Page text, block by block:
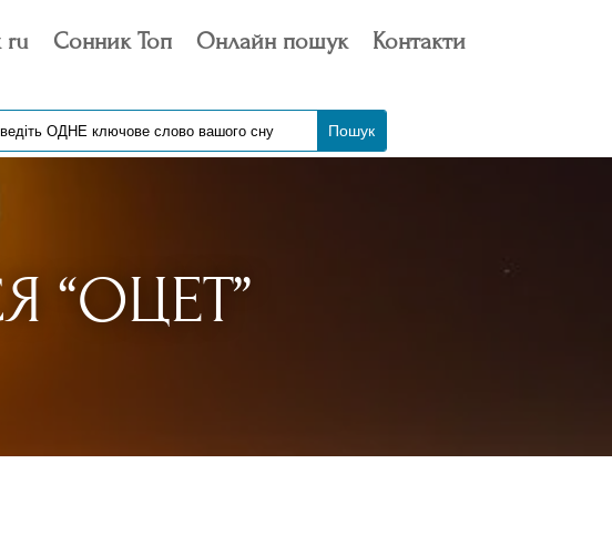
ru Сонник Топ Онлайн пошук Контакти
“ОЦЕТ”